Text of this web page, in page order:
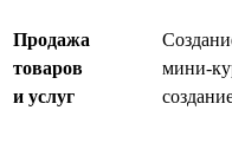
Продажа
товаров
и услуг
мини-